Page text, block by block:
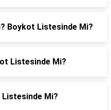
Boykot Listesinde Mi?
Listesinde Mi?
Listesinde Mi?